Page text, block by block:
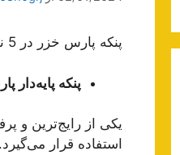
پنکه پارس خزر در 5 نوع تولید و عرضه می‌شود:
پنکه پایه‌دار
یکی از رایج‌ترین و
استفاده قرار می‌گیرد.